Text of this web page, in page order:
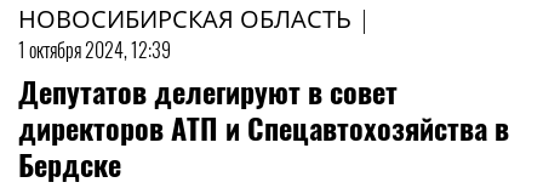
НОВОСИБИРСКАЯ ОБЛАСТЬ |
1 октября 2024, 12:39
Депутатов делегируют в совет
директоров АТП и Спецавтохозяйства в
Бердске